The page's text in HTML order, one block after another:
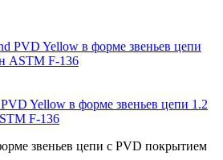
Yellow в форме звеньев цепи 1.2
F-136
звеньев цепи с PVD покрытием